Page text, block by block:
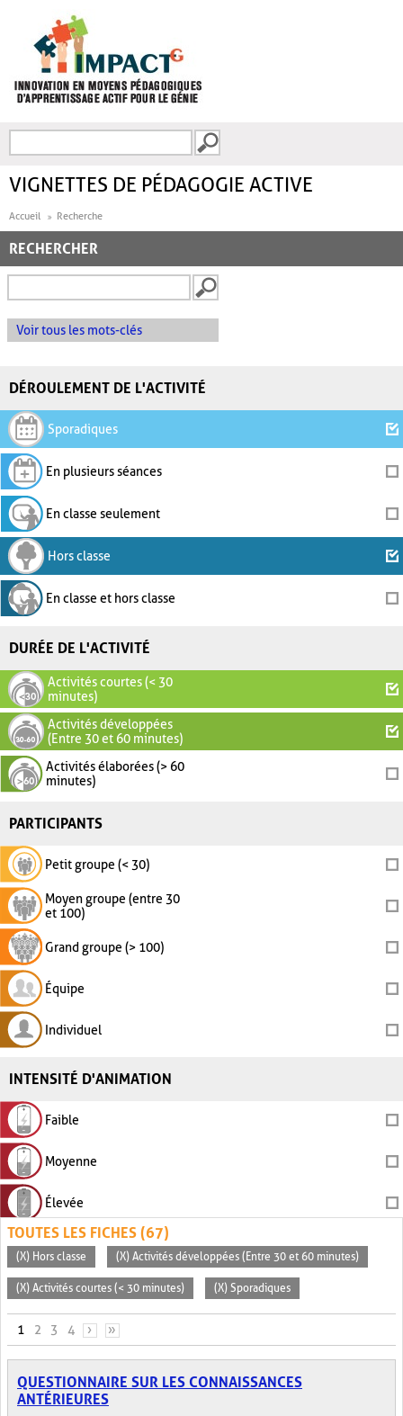
FORMULAIRE DE
VIGNETTES DE PÉDAGOGIE ACTIVE
Accueil Recherche
RECHERCHER
Voir tous les mots-clés
DÉROULEMENT DE L'ACTIVITÉ
Sporadiques
En plusieurs séances
En classe seulement
Hors classe
En classe et hors classe
DURÉE DE L'ACTIVITÉ
Activités courtes (< 30
minutes)
Activités développées
(Entre 30 et 60 minutes)
Activités élaborées (> 60
minutes)
PARTICIPANTS
Petit groupe (< 30)
Moyen groupe (entre 30
et 100)
Grand groupe (> 100)
Équipe
Individuel
INTENSITÉ D'ANIMATION
Faible
Moyenne
Élevée
TOUTES LES FICHES (67)
(X) Hors classe (X) Activités développées (Entre 30 et 60 minutes)
(X) Activités courtes (< 30 minutes) (X) Sporadiques
PAGES
1 2 3 4 › »
QUESTIONNAIRE SUR LES CONNAISSANCES
ANTÉRIEURES